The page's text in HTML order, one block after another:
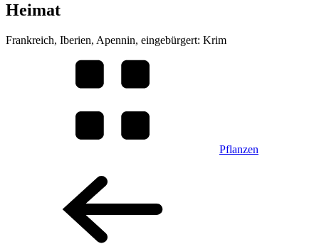
Heimat
Frankreich, Iberien, Apennin, eingebürgert: Krim
Pflanzen